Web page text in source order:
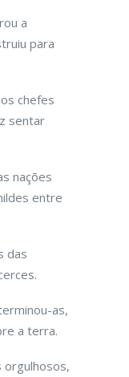
a
para
chefes
sentar
nações
entre
das
as,
a terra.
orgulhosos,